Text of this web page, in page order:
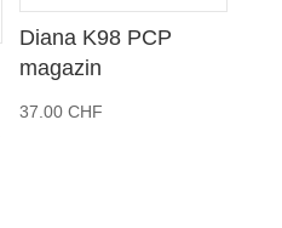
Diana K98 PCP
magazin
37.00CHF